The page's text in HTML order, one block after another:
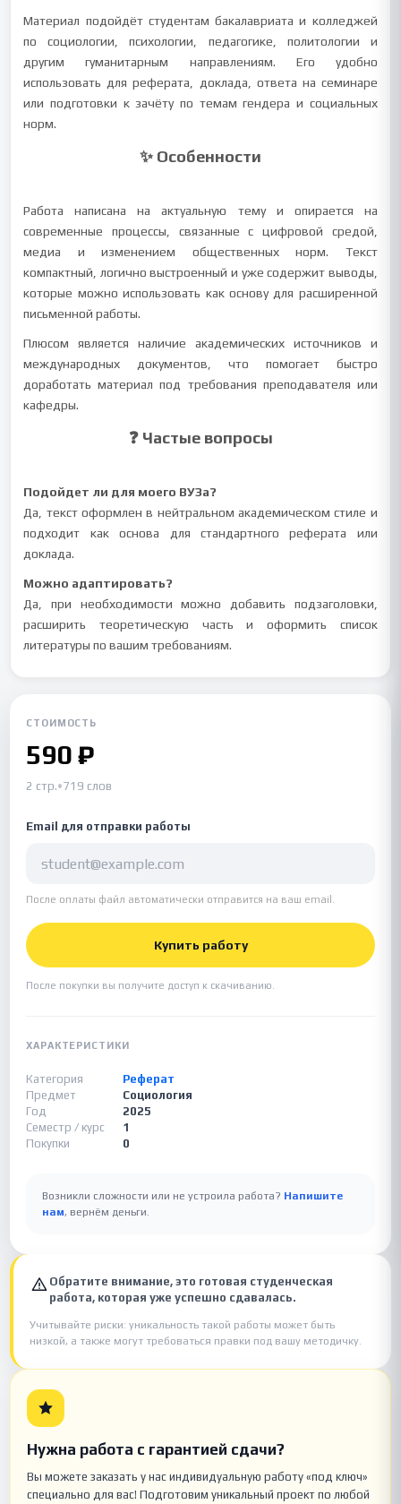
Материал подойдёт студентам бакалавриата и колледжей
по социологии, психологии, педагогике, политологии и
другим гуманитарным направлениям. Его удобно
использовать для реферата, доклада, ответа на семинаре
или подготовки к зачёту по темам гендера и социальных
норм.
✨ Особенности
Работа написана на актуальную тему и опирается на
современные процессы, связанные с цифровой средой,
медиа и изменением общественных норм. Текст
компактный, логично выстроенный и уже содержит выводы,
которые можно использовать как основу для расширенной
письменной работы.
Плюсом является наличие академических источников и
международных документов, что помогает быстро
доработать материал под требования преподавателя или
кафедры.
❓ Частые вопросы
Подойдет ли для моего ВУЗа?
Да, текст оформлен в нейтральном академическом стиле и
подходит как основа для стандартного реферата или
доклада.
Можно адаптировать?
Да, при необходимости можно добавить подзаголовки,
расширить теоретическую часть и оформить список
литературы по вашим требованиям.
СТОИМОСТЬ
590 ₽
2 стр.•719 слов
Email для отправки работы
После оплаты файл автоматически отправится на ваш email.
Купить работу
После покупки вы получите доступ к скачиванию.
ХАРАКТЕРИСТИКИ
Категория
Реферат
Предмет
Социология
Год
2025
Семестр / курс
1
Покупки
0
Возникли сложности или не устроила работа? Напишите
нам, вернём деньги.
Обратите внимание, это готовая студенческая
работа, которая уже успешно сдавалась.
Учитывайте риски: уникальность такой работы может быть
низкой, а также могут требоваться правки под вашу методичку.
Нужна работа с гарантией сдачи?
Вы можете заказать у нас индивидуальную работу «под ключ»
специально для вас! Подготовим уникальный проект по любой